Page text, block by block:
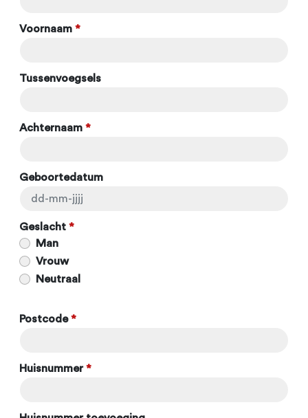
Voornaam *
Tussenvoegsels
Achternaam *
Geboortedatum
Geslacht *
Man
Vrouw
Neutraal
Postcode *
Huisnummer *